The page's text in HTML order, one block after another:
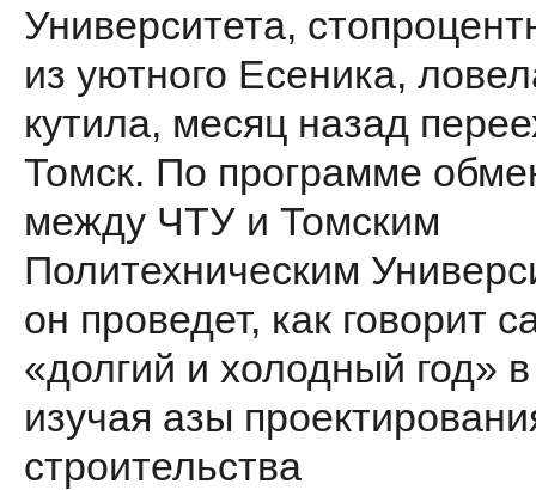
Университета,
из уютного Есеника,
кутила, месяц назад
Томск. По программе
между ЧТУ и Томским
Политехническим
он проведет, как говорит
«долгий и холодный год»
изучая азы
строительства